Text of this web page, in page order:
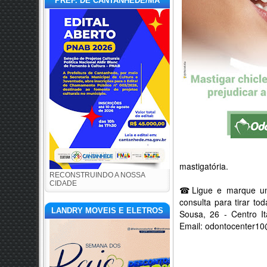
RECONSTRUINDO A NOSSA
CIDADE
LANDRY MOVEIS E ELETROS
mastigatória.
☎Ligue e marque
consulta para tirar
Sousa, 26 - Centro
Email: